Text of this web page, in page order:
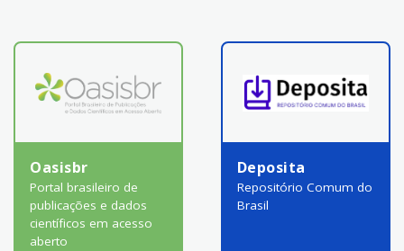
Oasisbr
Portal brasileiro de
publicações e dados
científicos em acesso
aberto
Deposita
Repositório Comum do
Brasil